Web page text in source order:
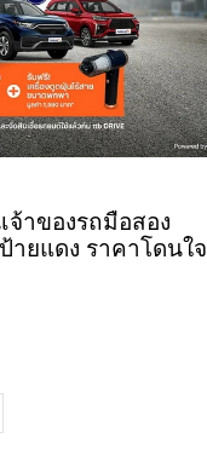
จ้าของรถมือสอง
ยแดง ราคาโดนใจ